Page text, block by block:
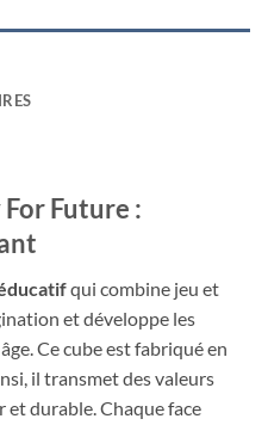
Future :
qui combine jeu et
et développe les
Ce cube est fabriqué en
il transmet des valeurs
durable. Chaque face